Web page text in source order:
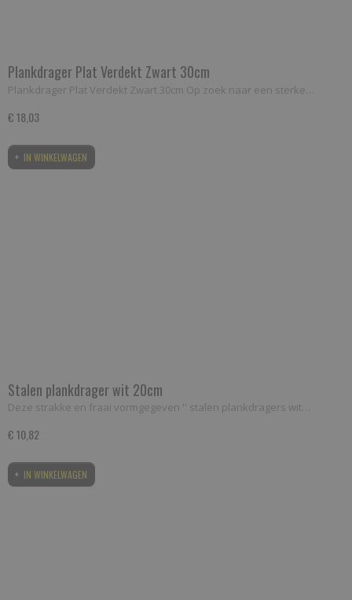
Plankdrager Plat Verdekt Zwart 30cm
Plankdrager Plat Verdekt Zwart 30cm Op zoek naar een sterke…
€ 18,03
IN WINKELWAGEN
Stalen plankdrager wit 20cm
Deze strakke en fraai vormgegeven '' stalen plankdragers wit…
€ 10,82
IN WINKELWAGEN